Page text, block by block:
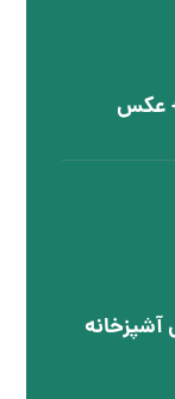
عکس